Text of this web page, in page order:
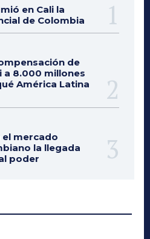
en Cali la
de Colombia
de
a 8.000 millones
América Latina
el mercado
la llegada
poder